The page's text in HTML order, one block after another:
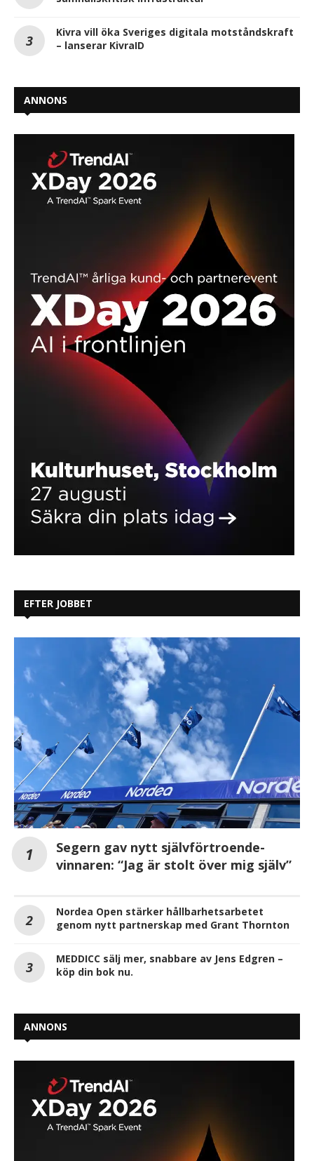
Kivra vill öka Sveriges digitala motståndskraft
– lanserar KivraID
ANNONS
EFTER JOBBET
Segern gav nytt självförtroende-
vinnaren: “Jag är stolt över mig själv”
Nordea Open stärker hållbarhetsarbetet
genom nytt partnerskap med Grant Thornton
MEDDICC sälj mer, snabbare av Jens Edgren –
köp din bok nu.
ANNONS